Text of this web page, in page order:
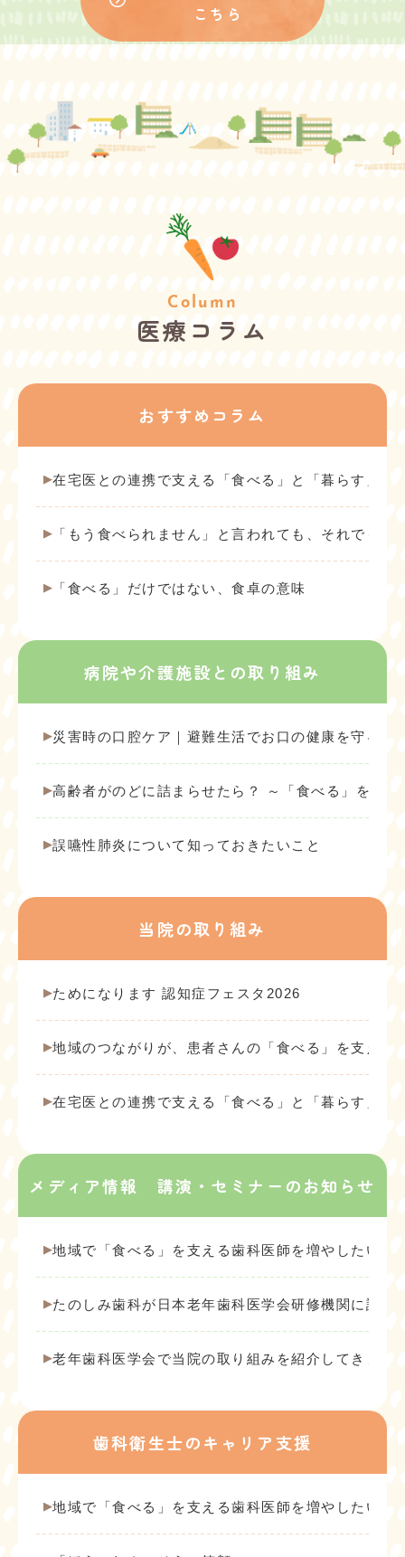
こちら
Column
医療コラム
おすすめコラム
在宅医との連携で支える「食べる」と「暮らす」
「もう食べられません」と言われても、それでも人
「食べる」だけではない、食卓の意味
病院や介護施設との取り組み
災害時の口腔ケア｜避難生活でお口の健康を守るた
高齢者がのどに詰まらせたら？ ～「食べる」を守
誤嚥性肺炎について知っておきたいこと
当院の取り組み
ためになります 認知症フェスタ2026
地域のつながりが、患者さんの「食べる」を支える
在宅医との連携で支える「食べる」と「暮らす」
メディア情報 講演・セミナーのお知らせ
地域で「食べる」を支える歯科医師を増やしたい
たのしみ歯科が日本老年歯科医学会研修機関に認定
老年歯科医学会で当院の取り組みを紹介してきまし
歯科衛生士のキャリア支援
地域で「食べる」を支える歯科医師を増やしたい